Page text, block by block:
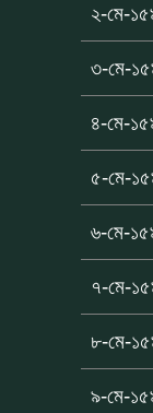
২-মে-
৩-মে-
৪-মে-
৫-মে-
৬-মে-
৭-মে-
৮-মে-
৯-মে-